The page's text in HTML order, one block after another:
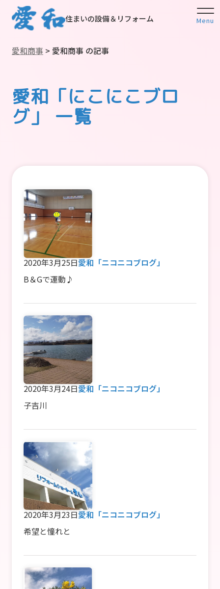
住まいの設備＆リフォーム Menu
愛和商事 > 愛和商事 の記事
愛和「にこにこブロ
グ」 一覧
2020年3月25日愛和「ニコニコブログ」
B＆Gで運動♪
2020年3月24日愛和「ニコニコブログ」
子吉川
2020年3月23日愛和「ニコニコブログ」
希望と憧れと